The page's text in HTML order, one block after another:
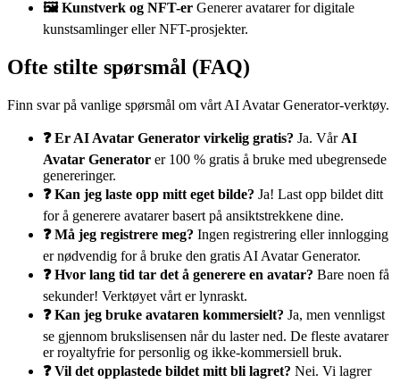
🖼️ Kunstverk og NFT-er Generer avatarer for digitale
kunstsamlinger eller NFT-prosjekter.
Ofte stilte spørsmål (FAQ)
Finn svar på vanlige spørsmål om vårt AI Avatar Generator-verktøy.
❓ Er AI Avatar Generator virkelig gratis? Ja. Vår AI
Avatar Generator er 100 % gratis å bruke med ubegrensede
genereringer.
❓ Kan jeg laste opp mitt eget bilde? Ja! Last opp bildet ditt
for å generere avatarer basert på ansiktstrekkene dine.
❓ Må jeg registrere meg? Ingen registrering eller innlogging
er nødvendig for å bruke den gratis AI Avatar Generator.
❓ Hvor lang tid tar det å generere en avatar? Bare noen få
sekunder! Verktøyet vårt er lynraskt.
❓ Kan jeg bruke avataren kommersielt? Ja, men vennligst
se gjennom brukslisensen når du laster ned. De fleste avatarer
er royaltyfrie for personlig og ikke-kommersiell bruk.
❓ Vil det opplastede bildet mitt bli lagret? Nei. Vi lagrer